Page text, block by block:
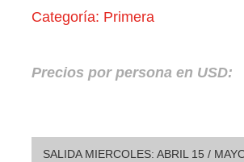
Categoría: Primera
Precios por persona en USD:
SALIDA MIERCOLES: ABRIL 15 /